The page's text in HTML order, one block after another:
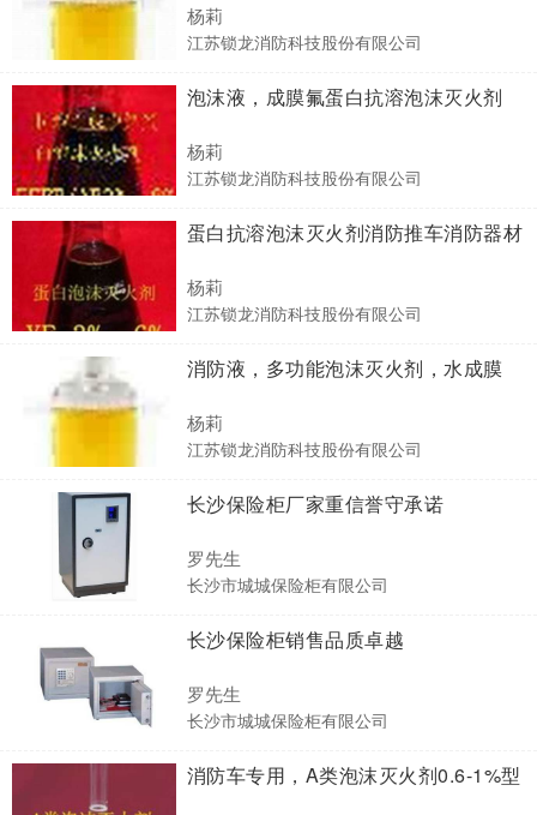
杨莉
江苏锁龙消防科技股份有限公司
泡沫液，成膜氟蛋白抗溶泡沫灭火剂
杨莉
江苏锁龙消防科技股份有限公司
蛋白抗溶泡沫灭火剂消防推车消防器材
杨莉
江苏锁龙消防科技股份有限公司
消防液，多功能泡沫灭火剂，水成膜
杨莉
江苏锁龙消防科技股份有限公司
长沙保险柜厂家重信誉守承诺
罗先生
长沙市城城保险柜有限公司
长沙保险柜销售品质卓越
罗先生
长沙市城城保险柜有限公司
消防车专用，A类泡沫灭火剂0.6-1%型